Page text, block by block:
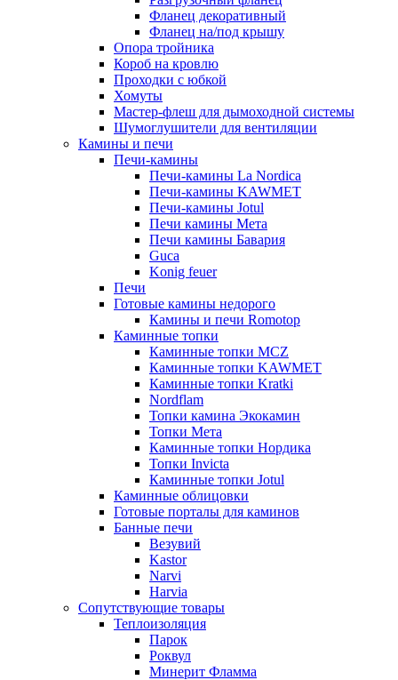
Фланец декоративный
Фланец на/под крышу
Опора тройника
Короб на кровлю
Проходки с юбкой
Хомуты
Мастер-флеш для дымоходной системы
Шумоглушители для вентиляции
Камины и печи
Печи-камины
Печи-камины La Nordica
Печи-камины KAWMET
Печи-камины Jotul
Печи камины Мета
Печи камины Бавария
Guca
Konig feuer
Печи
Готовые камины недорого
Камины и печи Romotop
Каминные топки
Каминные топки MCZ
Каминные топки KAWMET
Каминные топки Kratki
Nordflam
Топки камина Экокамин
Топки Мета
Каминные топки Нордика
Топки Invicta
Каминные топки Jotul
Каминные облицовки
Готовые порталы для каминов
Банные печи
Везувий
Kastor
Narvi
Harvia
Сопутствующие товары
Теплоизоляция
Парок
Роквул
Минерит Фламма